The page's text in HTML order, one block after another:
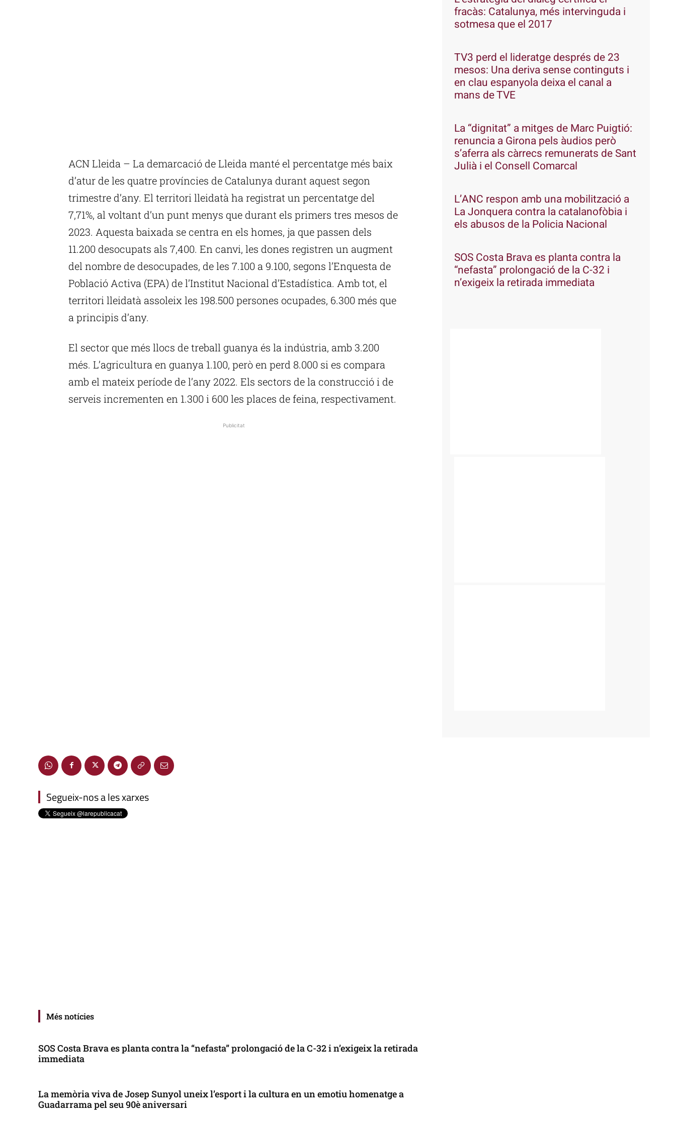
ACN Lleida – La demarcació de Lleida manté el percentatge més baix
d’atur de les quatre províncies de Catalunya durant aquest segon
trimestre d’any. El territori lleidatà ha registrat un percentatge del
7,71%, al voltant d’un punt menys que durant els primers tres mesos de
2023. Aquesta baixada se centra en els homes, ja que passen dels
11.200 desocupats als 7,400. En canvi, les dones registren un augment
del nombre de desocupades, de les 7.100 a 9.100, segons l’Enquesta de
Població Activa (EPA) de l’Institut Nacional d’Estadística. Amb tot, el
territori lleidatà assoleix les 198.500 persones ocupades, 6.300 més que
a principis d’any.
El sector que més llocs de treball guanya és la indústria, amb 3.200
més. L’agricultura en guanya 1.100, però en perd 8.000 si es compara
amb el mateix període de l’any 2022. Els sectors de la construcció i de
serveis incrementen en 1.300 i 600 les places de feina, respectivament.
Publicitat
Segueix-nos a les xarxes
Més notícies
SOS Costa Brava es planta contra la “nefasta” prolongació de la C-32 i n’exigeix la retirada
immediata
La memòria viva de Josep Sunyol uneix l’esport i la cultura en un emotiu homenatge a
Guadarrama pel seu 90è aniversari
fracàs: Catalunya, més intervinguda i
sotmesa que el 2017
TV3 perd el lideratge després de 23
mesos: Una deriva sense continguts i
en clau espanyola deixa el canal a
mans de TVE
La “dignitat” a mitges de Marc Puigtió:
renuncia a Girona pels àudios però
s’aferra als càrrecs remunerats de Sant
Julià i el Consell Comarcal
L’ANC respon amb una mobilització a
La Jonquera contra la catalanofòbia i
els abusos de la Policia Nacional
SOS Costa Brava es planta contra la
“nefasta” prolongació de la C-32 i
n’exigeix la retirada immediata